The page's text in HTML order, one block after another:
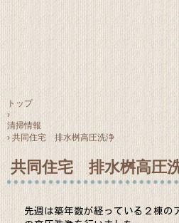
トップ
›
清掃情報
› 共同住宅 排水桝高圧洗浄
共同住宅 排水桝高圧
先週は築年数が経っている２棟の